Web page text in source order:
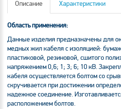
Описание Характеристики
Область применения:
Данные изделия предназначены для
медных жил кабеля с изоляцией:
пластиковой, резиновой, сшитого
напряжением 0,6; 1; 3; 6; 10 кВ.
кабеля осуществляется болтом со
скручивается при достижении
надежное соединение.
расположением болтов.